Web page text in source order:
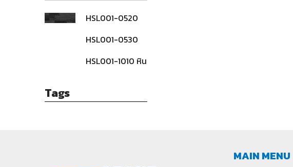
HSL001-0520
สีดำ
HSL001-0530
สีดำ
HSL001-1010 หิน
Tags
MAIN MENU